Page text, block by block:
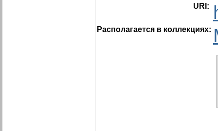
URI:
Располагается в коллекциях: